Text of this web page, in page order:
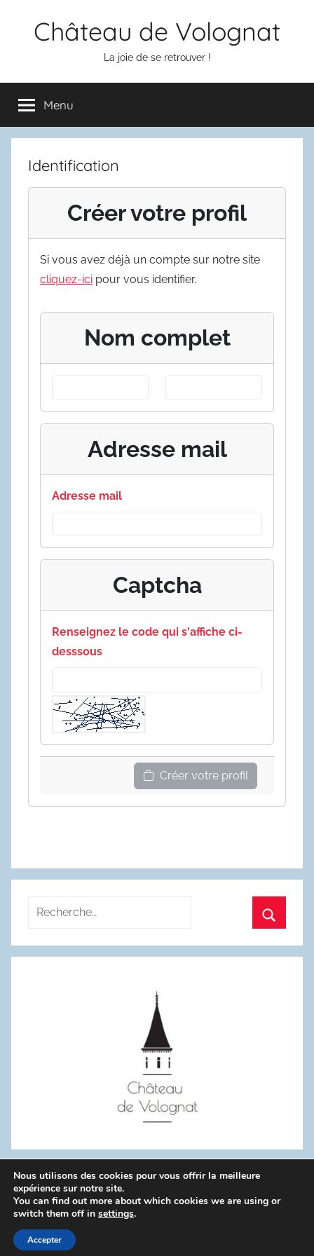
Château de Volognat
La joie de se retrouver !
Menu
Identification
Créer votre profil
Si vous avez déjà un compte sur notre site
cliquez-ici pour vous identifier.
Nom complet
Adresse mail
Adresse mail
Captcha
Renseignez le code qui s'affiche ci-
desssous
Créer votre profil
Recherche
:
WordPress Theme: Donovan by ThemeZee.
Politique de confidentialité
Nous utilisons des cookies pour vous offrir la meilleure
expérience sur notre site.
You can find out more about which cookies we are using or
switch them off in settings.
Accepter